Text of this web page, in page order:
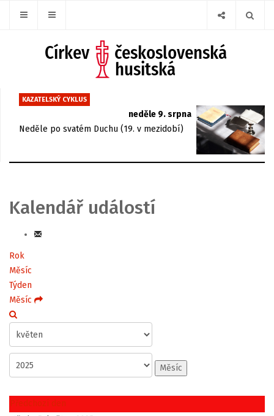
KAZATELSKÝ CYKLUS
neděle 9. srpna
Neděle po svatém Duchu (19. v mezidobí)
Kalendář událostí
Rok
Měsíc
Týden
Měsíc
Měsíc
Předchozí den